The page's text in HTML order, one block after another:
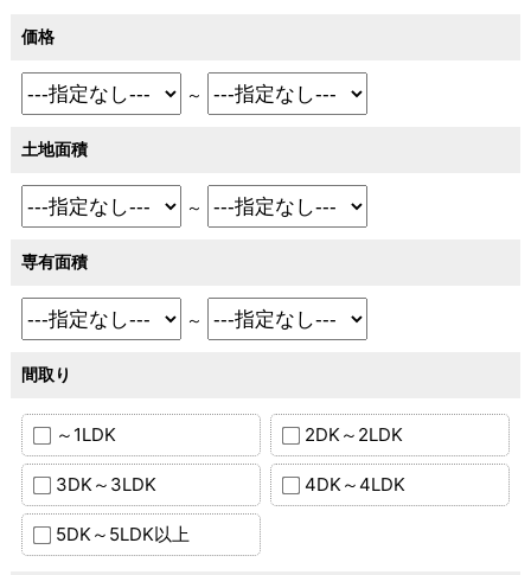
価格
～
土地面積
～
専有面積
～
間取り
～1LDK 2DK～2LDK
3DK～3LDK 4DK～4LDK
5DK～5LDK以上